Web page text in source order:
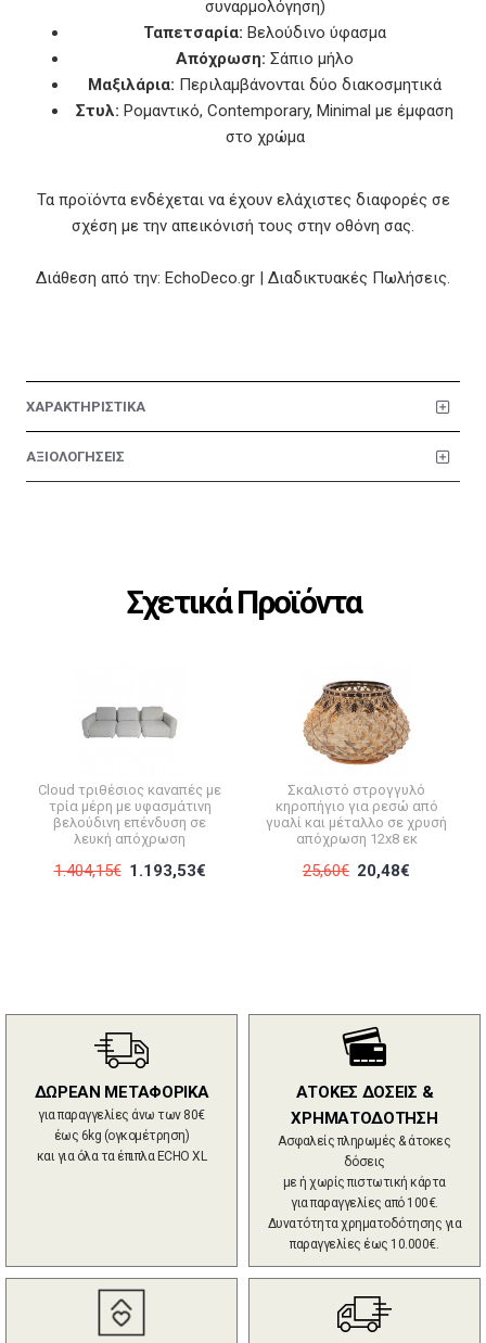
συναρμολόγηση)
Ταπετσαρία: Βελούδινο ύφασμα
Απόχρωση: Σάπιο μήλο
Μαξιλάρια: Περιλαμβάνονται δύο διακοσμητικά
Στυλ: Ρομαντικό, Contemporary, Minimal με έμφαση
στο χρώμα
Τα προϊόντα ενδέχεται να έχουν ελάχιστες διαφορές σε
σχέση με την απεικόνισή τους στην οθόνη σας.
Διάθεση από την: EchoDeco.gr | Διαδικτυακές Πωλήσεις.
ΧΑΡΑΚΤΗΡΙΣΤΙΚΑ
ΑΞΙΟΛΟΓΗΣΕΙΣ
Σχετικά Προϊόντα
Cloud τριθέσιος καναπές με
τρία μέρη με υφασμάτινη
βελούδινη επένδυση σε
λευκή απόχρωση
1.404,15€ 1.193,53€
Σκαλιστό στρογγυλό
κηροπήγιο για ρεσώ από
γυαλί και μέταλλο σε χρυσή
απόχρωση 12x8 εκ
25,60€ 20,48€
ΔΩΡΕΑΝ ΜΕΤΑΦΟΡΙΚΑ
για παραγγελίες άνω των 80€
έως 6kg (ογκομέτρηση)
και για όλα τα έπιπλα ECHO XL
ΑΤΟΚΕΣ ΔΟΣΕΙΣ &
ΧΡΗΜΑΤΟΔΟΤΗΣΗ
Ασφαλείς πληρωμές & άτοκες
δόσεις
με ή χωρίς πιστωτική κάρτα
για παραγγελίες από 100€.
Δυνατότητα χρηματοδότησης για
παραγγελίες έως 10.000€.